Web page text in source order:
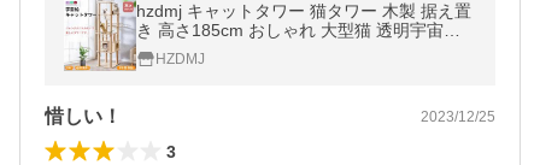
hzdmj キャットタワー 猫タワー 木製 据え置
き 高さ185cm おしゃれ 大型猫 透明宇宙船
猫ハウス ネコ 猫用 多頭飼い 爪とぎ 二年保
証 麻紐 運動不足
HZDMJ
惜しい！ 2023/12/25
3